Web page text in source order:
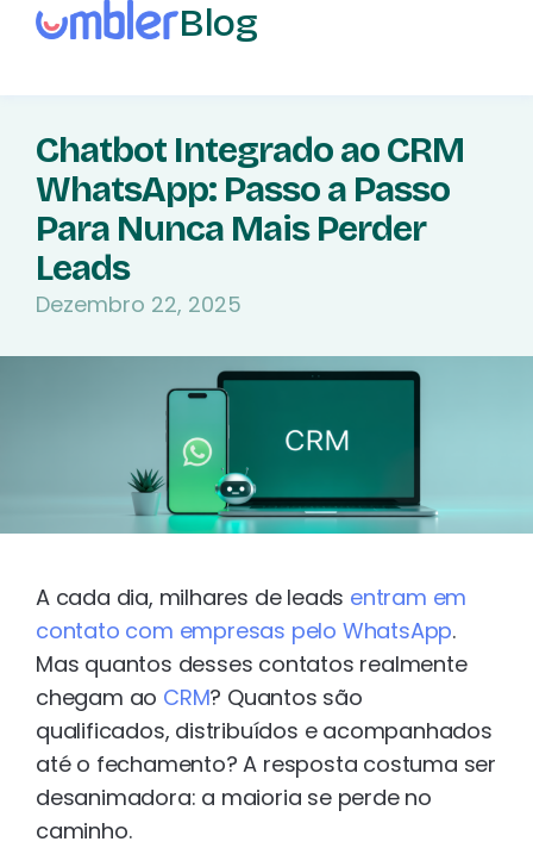
Blog
Chatbot Integrado ao CRM
WhatsApp: Passo a Passo
Para Nunca Mais Perder
Leads
Dezembro 22, 2025
A cada dia, milhares de leads entram em
contato com empresas pelo WhatsApp.
Mas quantos desses contatos realmente
chegam ao CRM? Quantos são
qualificados, distribuídos e acompanhados
até o fechamento? A resposta costuma ser
desanimadora: a maioria se perde no
caminho.